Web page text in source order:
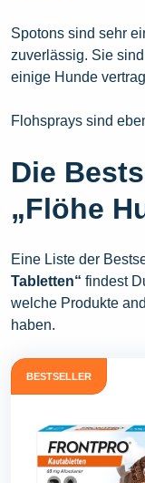
Spotons sind sehr
zuverlässig. Sie
einige Hunde
Flohsprays sind
Die
„Flöhe
Eine Liste der
Tabletten“ findest
welche Produkte
haben.
BESTSELLER